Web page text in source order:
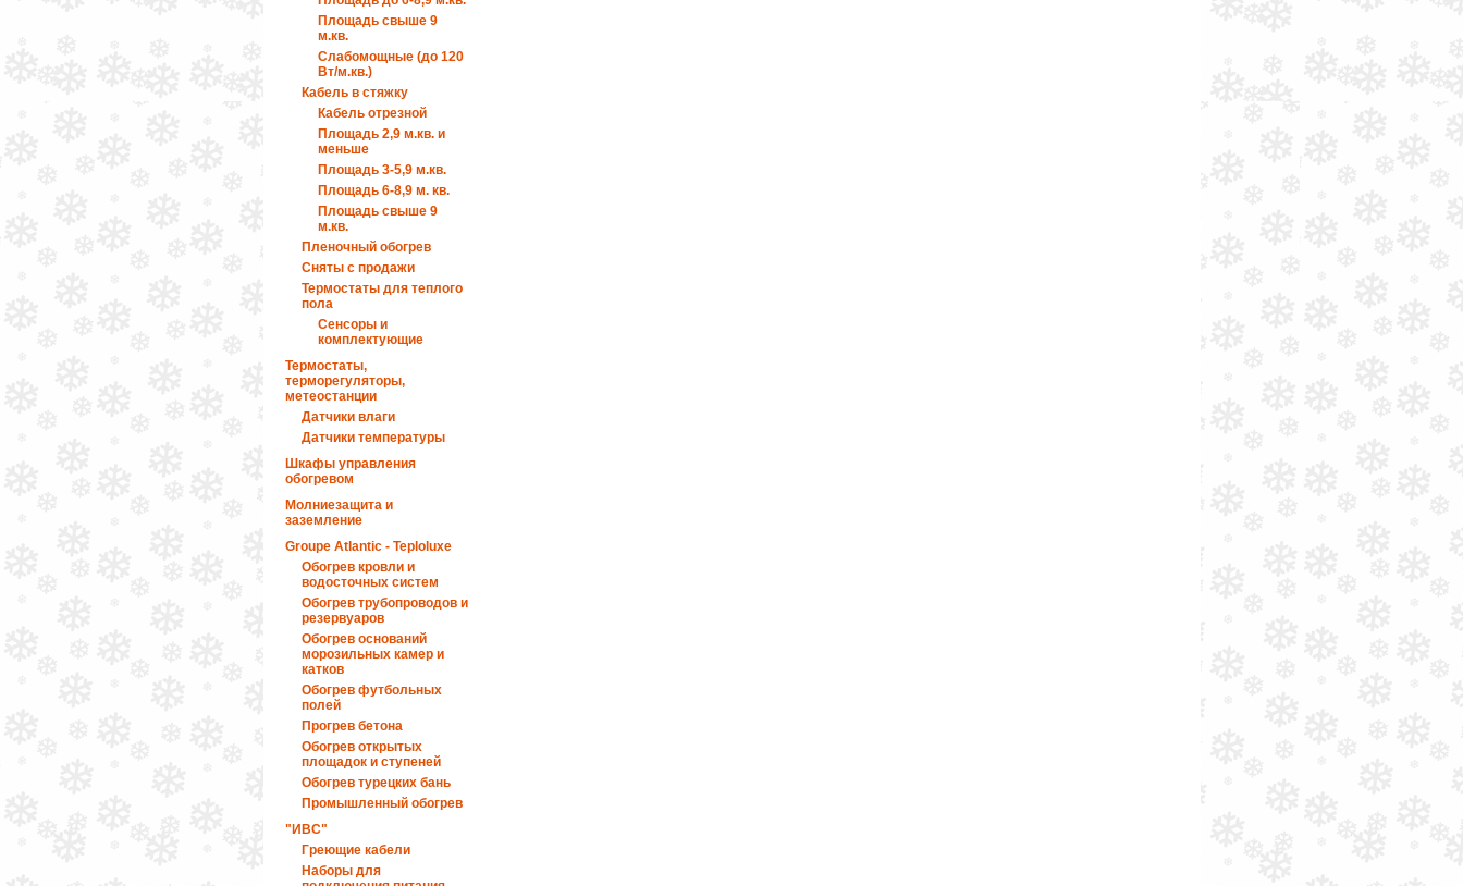
Площадь свыше 9
м.кв.
Слабомощные (до 120
Вт/м.кв.)
Кабель в стяжку
Кабель отрезной
Площадь 2,9 м.кв. и
меньше
Площадь 3-5,9 м.кв.
Площадь 6-8,9 м. кв.
Площадь свыше 9
м.кв.
Пленочный обогрев
Сняты с продажи
Термостаты для теплого
пола
Сенсоры и
комплектующие
Термостаты,
терморегуляторы,
метеостанции
Датчики влаги
Датчики температуры
Шкафы управления
обогревом
Молниезащита и
заземление
Groupe Atlantic - Teploluxe
Обогрев кровли и
водосточных систем
Обогрев трубопроводов и
резервуаров
Обогрев оснований
морозильных камер и
катков
Обогрев футбольных
полей
Прогрев бетона
Обогрев открытых
площадок и ступеней
Обогрев турецких бань
Промышленный обогрев
"ИВС"
Греющие кабели
Наборы для